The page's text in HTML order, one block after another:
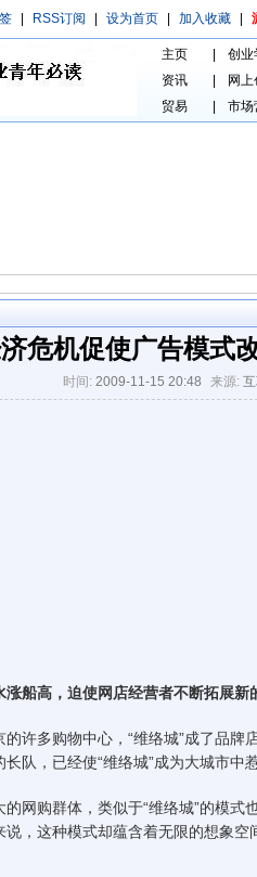
RSS订阅 设为首页 加入收藏
主页 创业
资讯
网上
贸易
市场
危机促使广告模式
时间: 2009-11-15 20:48 来源:
涨船高，迫使网店经营者不断拓展新
多购物中心，“维络城”成了品牌
队，已经使“维络城”成为大城市中
购群体，类似于“维络城”的模式
，这种模式却蕴含着无限的想象空